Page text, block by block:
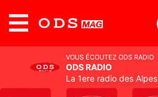
VOUS ÉCOUTEZ ODS RADIO
ODS RADIO
La 1ere radio des Alpes